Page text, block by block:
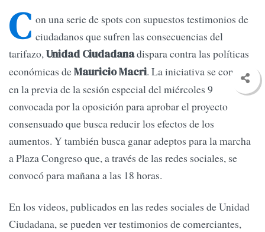
C on una serie de spots con supuestos testimonios de
ciudadanos que sufren las consecuencias del
tarifazo,Unidad Ciudadanadispara contra las políticas
económicas deMauricio Macri. La iniciativa se conoce
en la previa de la sesión especial del miércoles 9
convocada por la oposición para aprobar el proyecto
consensuado que busca reducir los efectos de los
aumentos. Y también busca ganar adeptos para la marcha
a Plaza Congreso que, a través de las redes sociales, se
convocó para mañana a las 18 horas.
En los videos, publicados en las redes sociales de Unidad
Ciudadana, se pueden ver testimonios de comerciantes,